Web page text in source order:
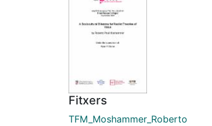
Fitxers
TFM_Moshammer_Roberto